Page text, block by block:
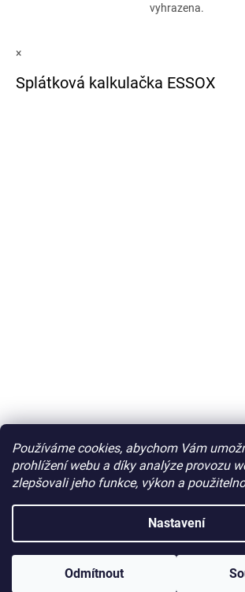
Používáme cookies, abychom Vám
prohlížení webu a díky analýze provozu
zlepšovali jeho funkce, výkon a
Nastavení
Odmítnout
vyhrazena.
×
Splátková kalkulačka ESSOX